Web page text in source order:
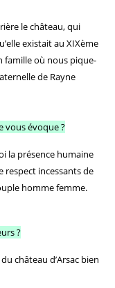
le château, qui
existait au XIXème
famille où nous pique-
de Rayne
vous évoque ?
la présence humaine
respect incessants de
homme femme.
?
château d’Arsac bien